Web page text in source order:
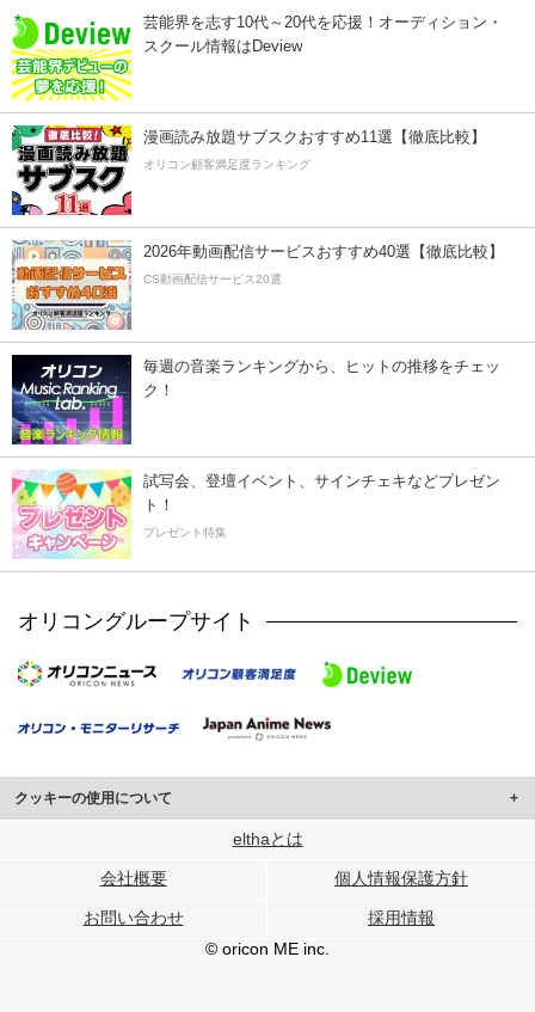
芸能界を志す10代～20代を応援！オーディション・
スクール情報はDeview
漫画読み放題サブスクおすすめ11選【徹底比較】
オリコン顧客満足度ランキング
2026年動画配信サービスおすすめ40選【徹底比較】
CS動画配信サービス20選
毎週の音楽ランキングから、ヒットの推移をチェッ
ク！
試写会、登壇イベント、サインチェキなどプレゼン
ト！
プレゼント特集
オリコングループサイト
クッキーの使用について
このサイトでは Cookie を使用して、ユーザーに合わせたコンテンツや広告の
行っています。
メディアや広告配信、データ解析の各パートナーに提供しています。
各パートナーは、この情報とユーザーが各パートナーに提供した他の情報や、
ユーザーが各パートナーのサービスを使用したときに収集した他の情報を組み
elthaとは
会社概要 個人情報保護方針
お問い合わせ
採用情報
© oricon ME inc.